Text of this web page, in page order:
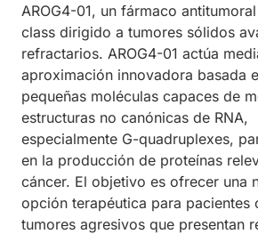
AROG4-01, un fármaco
class dirigido a tumores sólidos
refractarios. AROG4-01 actúa
aproximación innovadora basada
pequeñas moléculas capaces de
estructuras no canónicas de RNA,
especialmente G-quadruplexes,
en la producción de proteínas
cáncer. El objetivo es ofrecer una
opción terapéutica para pacientes
tumores agresivos que presentan